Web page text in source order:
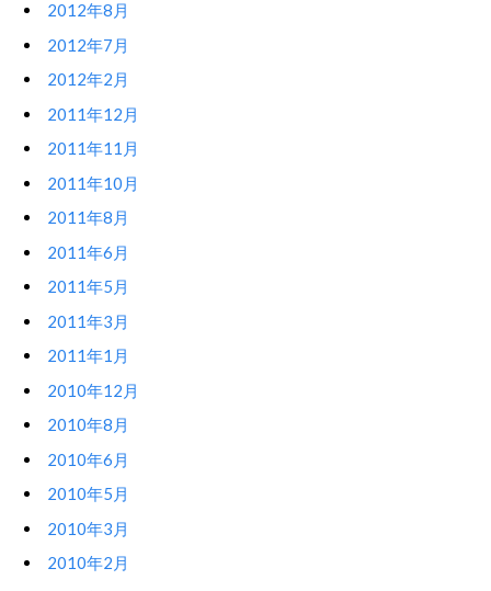
2012年8月
2012年7月
2012年2月
2011年12月
2011年11月
2011年10月
2011年8月
2011年6月
2011年5月
2011年3月
2011年1月
2010年12月
2010年8月
2010年6月
2010年5月
2010年3月
2010年2月